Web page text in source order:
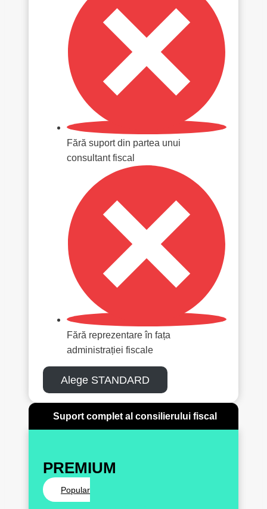
Fără suport din partea unui
consultant fiscal
Fără reprezentare în fața
administrației fiscale
Alege STANDARD
Suport complet al consilierului fiscal
PREMIUM
Popular